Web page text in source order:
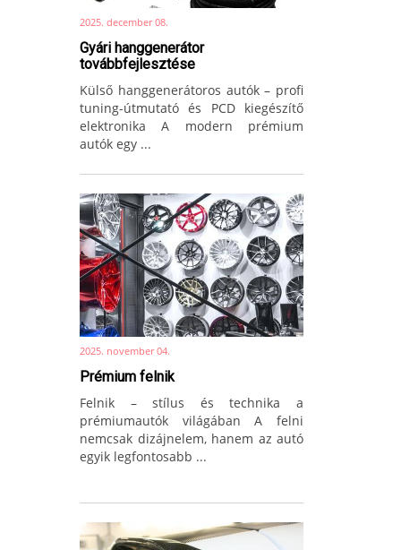
2025. december 08.
Gyári hanggenerátor
továbbfejlesztése
Külső hanggenerátoros autók – profi
tuning-útmutató és PCD kiegészítő
elektronika A modern prémium
autók egy ...
2025. november 04.
Prémium felnik
Felnik – stílus és technika a
prémiumautók világában A felni
nemcsak dizájnelem, hanem az autó
egyik legfontosabb ...